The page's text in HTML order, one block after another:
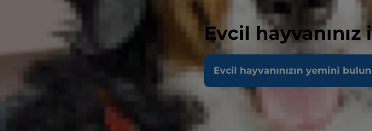
Evcil
Evcil hayvanınızın yemini bulun